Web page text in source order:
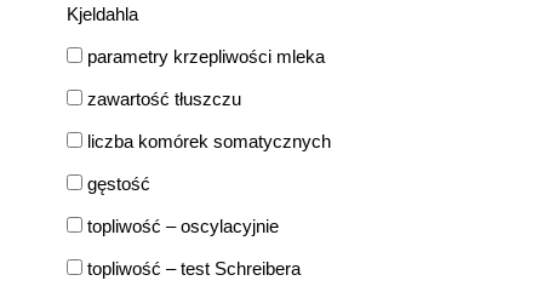
Kjeldahla
parametry krzepliwości mleka
zawartość tłuszczu
liczba komórek somatycznych
gęstość
topliwość – oscylacyjnie
topliwość – test Schreibera